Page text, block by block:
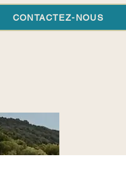
CONTACTEZ-NOUS